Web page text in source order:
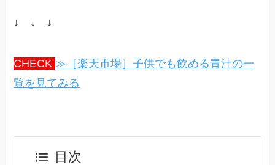
↓ ↓ ↓
CHECK ≫［楽天市場］子供でも飲める青汁の一
覧を見てみる
目次